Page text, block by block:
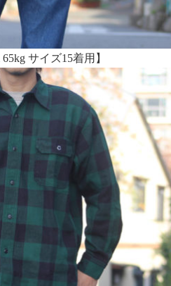
65kg サイズ15着用】